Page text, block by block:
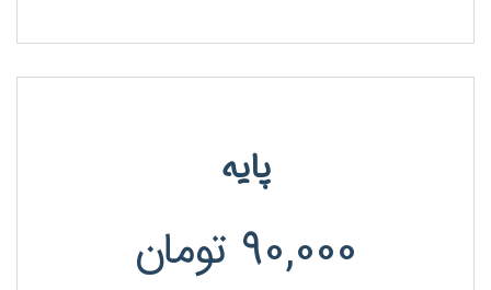
پایه
90,000 تومان